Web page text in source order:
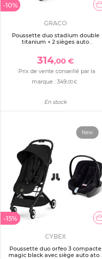
-10%
GRACO
Poussette duo stadium double
titanium + 2 sièges auto
314,00 €
Prix de vente conseillé par la
marque :349,00 €
En stock
-15%
New
CYBEX
Poussette duo orfeo 3 compacte
magic black avec siège auto aton